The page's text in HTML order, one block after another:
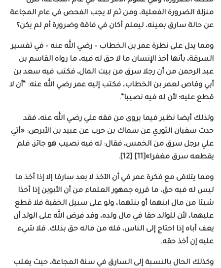
منزلة الضرورة الفعلية، ومن ثم لا يجب الفحص في عام المجاعة
عن حالة سارق بعينه، ليعلم أكان في فاقة وضرورة أم لم يكن؟
ومما يدل على نظرة عمر بن الخطاب – رضي الله عنه – في تفسير
السرقة، بأنها أخذ الإنسان ما لا حق له فيه، ما رواه القاسم بن
عبد الرحمن من أن رجلا سرق من بيت المال، فكتب فيه سعد بن
أبي وقاص لعمر بن الخطاب، فكتب إليه عمر رضي الله عنه: “أن لا
قطع عليه؛ لأن له فيه نصيبا”.
ولذلك أيضا نظير فيما يروى من فقه علي رضي الله عنه، فقد
حدث سفيان الثوري عن سماك بن حرب عن عبيد بن الأبرص: «أتي
علي برجل سرق من الخمس، فقال: له فيه نصيب هو جائز، فلم
يقطعه سرق مغفرا»[11] [12].
ومما يتلاقى مع فكرة عمر في أن الآخذ لا يعد سارقا إلا إذا أخذ ما
ليس له فيه حق، ما قرره جمهور العلماء من أن الأبوين إذا أخذا
شيئا من مال ابنهما أو بنتهما، ولو على سبيل الخفية فلا قطع
عليهما، لأن للوالد حقا في مال ولده، وقد فرض الله على الولد أن
يعف أباه إذا احتاج إلى الناس، فله من ماله حق بذلك. فلا شيء
عليه إن أخذ حقه.
وكذلك الحال بالنسبة إلى السارق في سنة المجاعة، حيث يغلب